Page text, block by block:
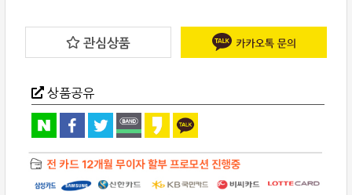
관심상품
상품공유